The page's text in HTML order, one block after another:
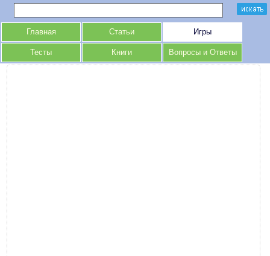
Главная Статьи Игры
Тесты Книги Вопросы и Ответы